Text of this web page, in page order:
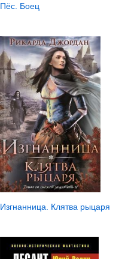
Пёс. Боец
Изгнанница. Клятва рыцаря